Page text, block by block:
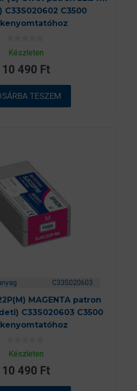
C33S020602 C3500
0
a
b
ő
l
Készleten
10 490 Ft
TESZEM
C33S020603
MAGENTA patron
C33S020603 C3500
0
a
5
b
Készleten
10 490 Ft